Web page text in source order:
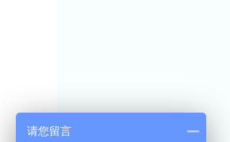
请您留言